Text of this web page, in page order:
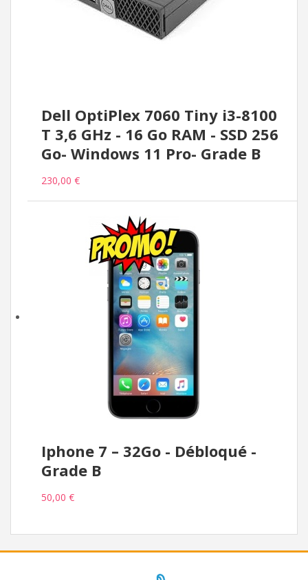
Dell OptiPlex 7060 Tiny i3-8100
T 3,6 GHz - 16 Go RAM - SSD 256
Go- Windows 11 Pro- Grade B
230,00 €
Iphone 7 – 32Go - Débloqué -
Grade B
50,00 €